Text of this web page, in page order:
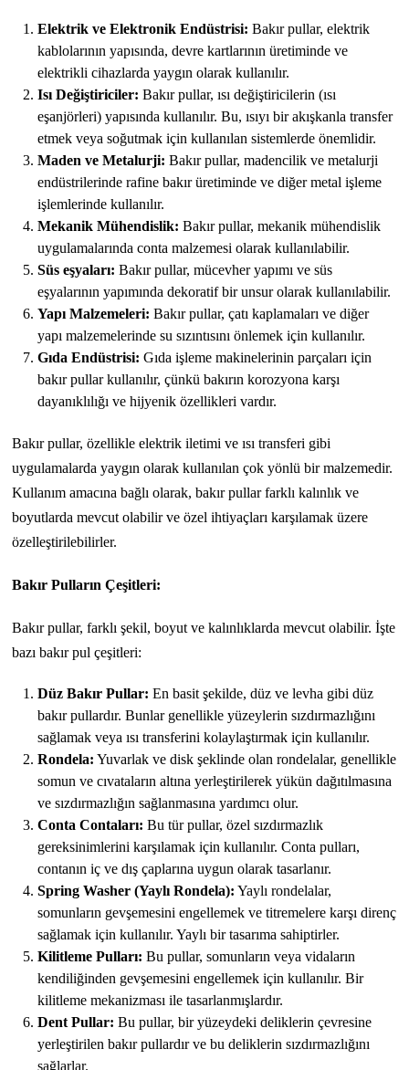
Elektrik ve Elektronik Endüstrisi: Bakır pullar, elektrik
kablolarının yapısında, devre kartlarının üretiminde ve
elektrikli cihazlarda yaygın olarak kullanılır.
Isı Değiştiriciler: Bakır pullar, ısı değiştiricilerin (ısı
eşanjörleri) yapısında kullanılır. Bu, ısıyı bir akışkanla transfer
etmek veya soğutmak için kullanılan sistemlerde önemlidir.
Maden ve Metalurji: Bakır pullar, madencilik ve metalurji
endüstrilerinde rafine bakır üretiminde ve diğer metal işleme
işlemlerinde kullanılır.
Mekanik Mühendislik: Bakır pullar, mekanik mühendislik
uygulamalarında conta malzemesi olarak kullanılabilir.
Süs eşyaları: Bakır pullar, mücevher yapımı ve süs
eşyalarının yapımında dekoratif bir unsur olarak kullanılabilir.
Yapı Malzemeleri: Bakır pullar, çatı kaplamaları ve diğer
yapı malzemelerinde su sızıntısını önlemek için kullanılır.
Gıda Endüstrisi: Gıda işleme makinelerinin parçaları için
bakır pullar kullanılır, çünkü bakırın korozyona karşı
dayanıklılığı ve hijyenik özellikleri vardır.
Bakır pullar, özellikle elektrik iletimi ve ısı transferi gibi
uygulamalarda yaygın olarak kullanılan çok yönlü bir malzemedir.
Kullanım amacına bağlı olarak, bakır pullar farklı kalınlık ve
boyutlarda mevcut olabilir ve özel ihtiyaçları karşılamak üzere
özelleştirilebilirler.
Bakır Pulların Çeşitleri:
Bakır pullar, farklı şekil, boyut ve kalınlıklarda mevcut olabilir. İşte
bazı bakır pul çeşitleri:
Düz Bakır Pullar: En basit şekilde, düz ve levha gibi düz
bakır pullardır. Bunlar genellikle yüzeylerin sızdırmazlığını
sağlamak veya ısı transferini kolaylaştırmak için kullanılır.
Rondela: Yuvarlak ve disk şeklinde olan rondelalar, genellikle
somun ve cıvataların altına yerleştirilerek yükün dağıtılmasına
ve sızdırmazlığın sağlanmasına yardımcı olur.
Conta Contaları: Bu tür pullar, özel sızdırmazlık
gereksinimlerini karşılamak için kullanılır. Conta pulları,
contanın iç ve dış çaplarına uygun olarak tasarlanır.
Spring Washer (Yaylı Rondela): Yaylı rondelalar,
somunların gevşemesini engellemek ve titremelere karşı direnç
sağlamak için kullanılır. Yaylı bir tasarıma sahiptirler.
Kilitleme Pulları: Bu pullar, somunların veya vidaların
kendiliğinden gevşemesini engellemek için kullanılır. Bir
kilitleme mekanizması ile tasarlanmışlardır.
Dent Pullar: Bu pullar, bir yüzeydeki deliklerin çevresine
yerleştirilen bakır pullardır ve bu deliklerin sızdırmazlığını
sağlarlar.